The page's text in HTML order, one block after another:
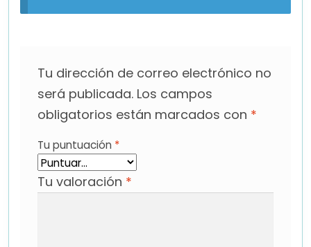
Tu dirección de correo electrónico no
será publicada. Los campos
obligatorios están marcados con *
Tu puntuación *
Tu valoración *